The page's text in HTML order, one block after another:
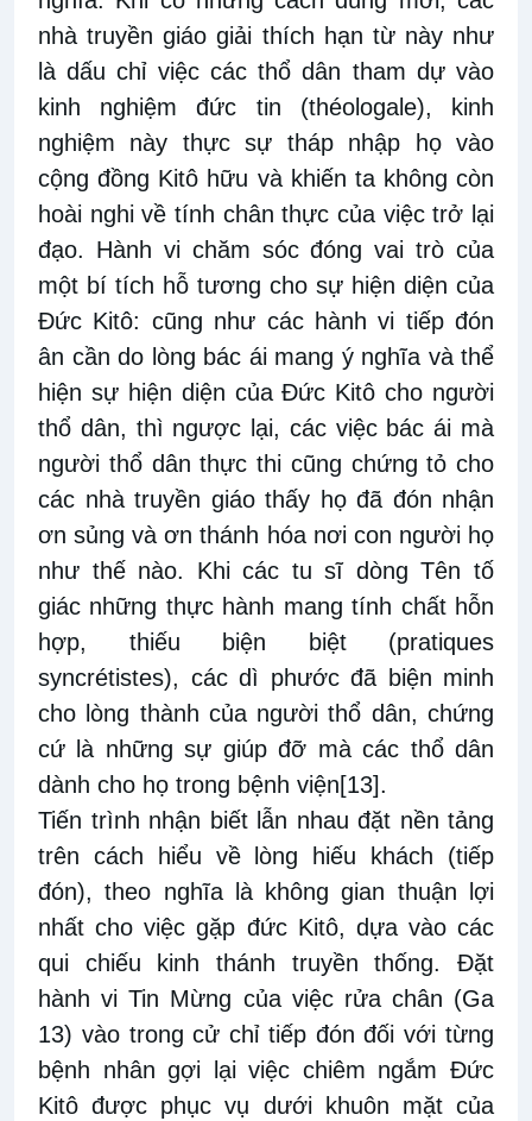
nhà truyền giáo giải thích hạn từ này như
là dấu chỉ việc các thổ dân tham dự vào
kinh nghiệm đức tin (théologale), kinh
nghiệm này thực sự tháp nhập họ vào
cộng đồng Kitô hữu và khiến ta không còn
hoài nghi về tính chân thực của việc trở lại
đạo. Hành vi chăm sóc đóng vai trò của
một bí tích hỗ tương cho sự hiện diện của
Đức Kitô: cũng như các hành vi tiếp đón
ân cần do lòng bác ái mang ý nghĩa và thể
hiện sự hiện diện của Đức Kitô cho người
thổ dân, thì ngược lại, các việc bác ái mà
người thổ dân thực thi cũng chứng tỏ cho
các nhà truyền giáo thấy họ đã đón nhận
ơn sủng và ơn thánh hóa nơi con người họ
như thế nào. Khi các tu sĩ dòng Tên tố
giác những thực hành mang tính chất hỗn
hợp, thiếu biện biệt (pratiques
syncrétistes), các dì phước đã biện minh
cho lòng thành của người thổ dân, chứng
cứ là những sự giúp đỡ mà các thổ dân
dành cho họ trong bệnh viện[13].
Tiến trình nhận biết lẫn nhau đặt nền tảng
trên cách hiểu về lòng hiếu khách (tiếp
đón), theo nghĩa là không gian thuận lợi
nhất cho việc gặp đức Kitô, dựa vào các
qui chiếu kinh thánh truyền thống. Đặt
hành vi Tin Mừng của việc rửa chân (Ga
13) vào trong cử chỉ tiếp đón đối với từng
bệnh nhân gợi lại việc chiêm ngắm Đức
Kitô được phục vụ dưới khuôn mặt của